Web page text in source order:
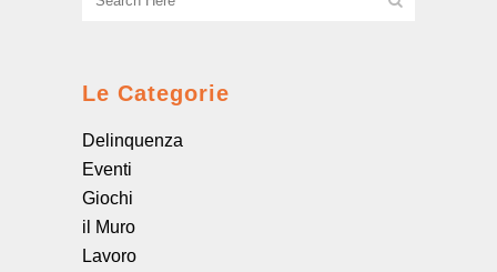
Le Categorie
Delinquenza
Eventi
Giochi
il Muro
Lavoro